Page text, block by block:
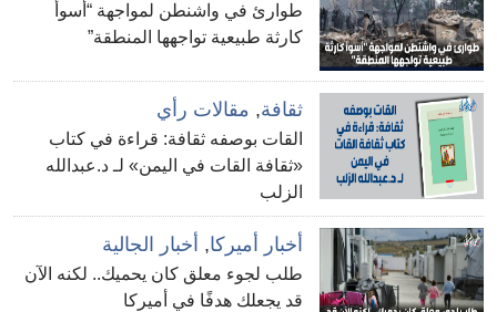
طوارئ في واشنطن لمواجهة “أسوأ
كارثة طبيعية تواجهها المنطقة”
ثقافة, مقالات رأي
القات بوصفه ثقافة: قراءة في كتاب
«ثقافة القات في اليمن» لـ د.عبدالله
الزلب
أخبار أميركا, أخبار الجالية
طلب لجوء معلق كان يحميك.. لكنه الآن
قد يجعلك هدفًا في أميركا